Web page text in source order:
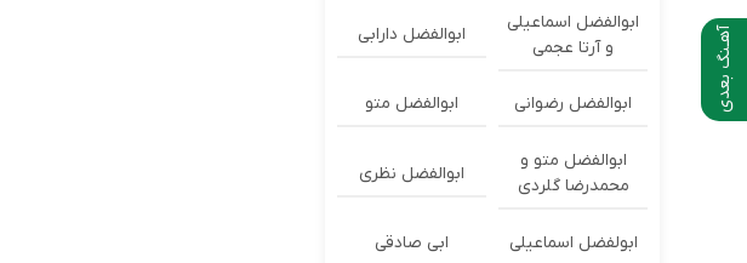
آهـنگ بعدی
ابوالفضل اسماعیلی
و آرتا عجمی
ابوالفضل دارابی
ابوالفضل رضوانی ابوالفضل متو
ابوالفضل متو و
محمدرضا گلردی
ابوالفضل نظری
ابولفضل اسماعیلی ابی صادقی